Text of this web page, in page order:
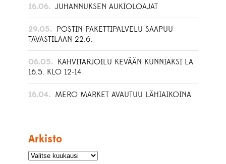
16.06. JUHANNUKSEN AUKIOLOAJAT
29.05. POSTIN PAKETTIPALVELU SAAPUU
TAVASTILAAN 22.6.
06.05. KAHVITARJOILU KEVÄÄN KUNNIAKSI LA
16.5. KLO 12-14
16.04. MERO MARKET AVAUTUU LÄHIAIKOINA
Arkisto